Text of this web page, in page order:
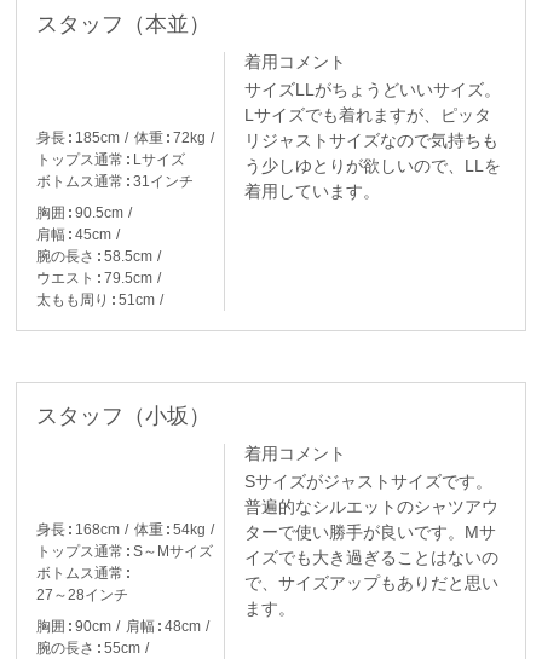
スタッフ（本並）
身長 185cm 体重
72kg
トップス通常
Lサイズ
ボトムス通常
31インチ
胸囲
90.5cm
肩幅
45cm
腕の長さ
58.5cm
ウエスト
79.5cm
太もも周り
51cm
着用コメント
サイズLLがちょうどいいサイズ。
Lサイズでも着れますが、ピッタ
リジャストサイズなので気持ちも
う少しゆとりが欲しいので、LLを
着用しています。
スタッフ（小坂）
身長 168cm 体重
54kg
トップス通常
S～Mサイズ
ボトムス通常
27～28インチ
胸囲
90cm 肩幅
48cm
腕の長さ
55cm
着用コメント
Sサイズがジャストサイズです。
普遍的なシルエットのシャツアウ
ターで使い勝手が良いです。Mサ
イズでも大き過ぎることはないの
で、サイズアップもありだと思い
ます。